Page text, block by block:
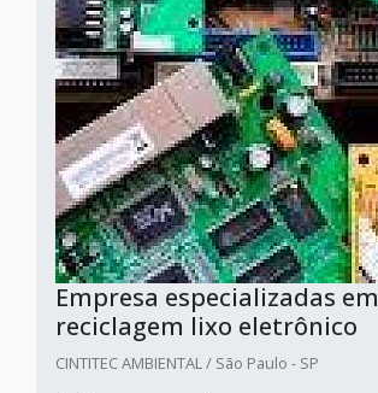
Empresa especializadas em
reciclagem lixo eletrônico
CINTITEC AMBIENTAL / São Paulo - SP